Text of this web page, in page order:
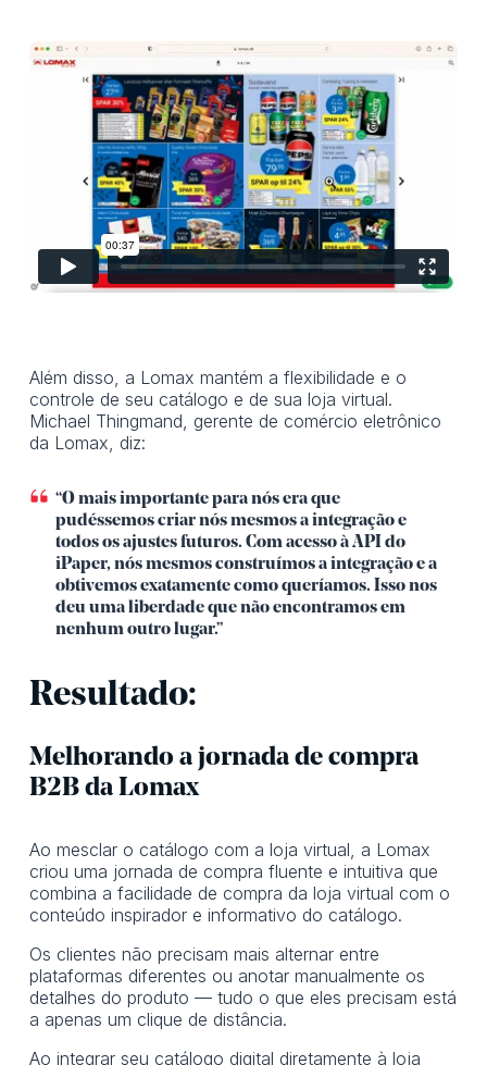
Além disso, a Lomax mantém a flexibilidade e o
controle de seu catálogo e de sua loja virtual.
Michael Thingmand, gerente de comércio eletrônico
da Lomax, diz:
“O mais importante para nós era que
pudéssemos criar nós mesmos a integração e
todos os ajustes futuros. Com acesso à API do
iPaper, nós mesmos construímos a integração e a
obtivemos exatamente como queríamos. Isso nos
deu uma liberdade que não encontramos em
nenhum outro lugar.”
Resultado:
Melhorando a jornada de compra
B2B da Lomax
Ao mesclar o catálogo com a loja virtual, a Lomax
criou uma jornada de compra fluente e intuitiva que
combina a facilidade de compra da loja virtual com o
conteúdo inspirador e informativo do catálogo.
Os clientes não precisam mais alternar entre
plataformas diferentes ou anotar manualmente os
detalhes do produto — tudo o que eles precisam está
a apenas um clique de distância.
Ao integrar seu catálogo digital diretamente à loja